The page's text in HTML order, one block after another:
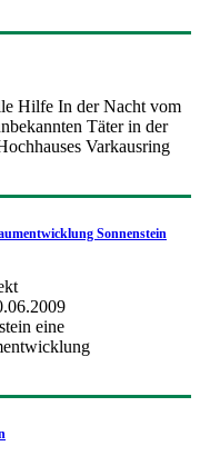
Hilfe In der Nacht vom
Täter in der
Varkausring
Sonnenstein
eine